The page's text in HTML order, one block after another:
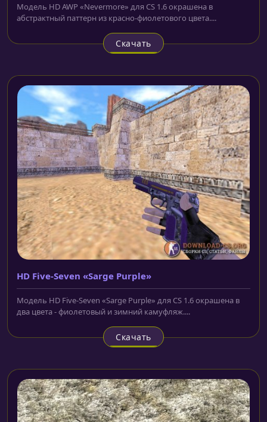
Модель HD AWP «Nevermore» для CS 1.6 окрашена в
абстрактный паттерн из красно-фиолетового цвета....
Скачать
HD Five-Seven «Sarge Purple»
Модель HD Five-Seven «Sarge Purple» для CS 1.6 окрашена в
два цвета - фиолетовый и зимний камуфляж....
Скачать